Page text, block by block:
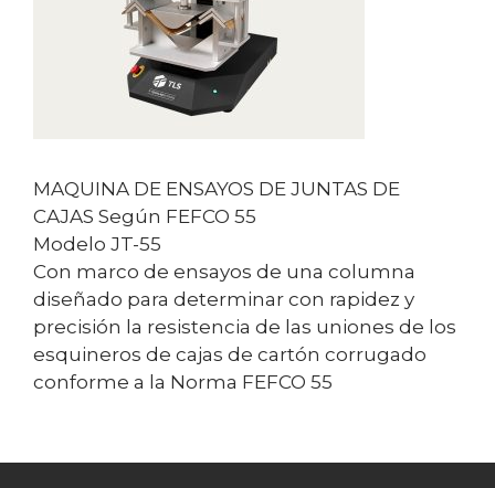
MAQUINA DE ENSAYOS DE JUNTAS DE
CAJAS Según FEFCO 55
Modelo JT-55
Con marco de ensayos de una columna
diseñado para determinar con rapidez y
precisión la resistencia de las uniones de los
esquineros de cajas de cartón corrugado
conforme a la Norma FEFCO 55